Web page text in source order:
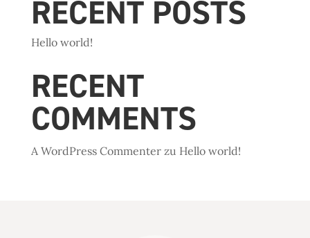
RECENT POSTS
Hello world!
RECENT
COMMENTS
A WordPress Commenterzu Hello world!